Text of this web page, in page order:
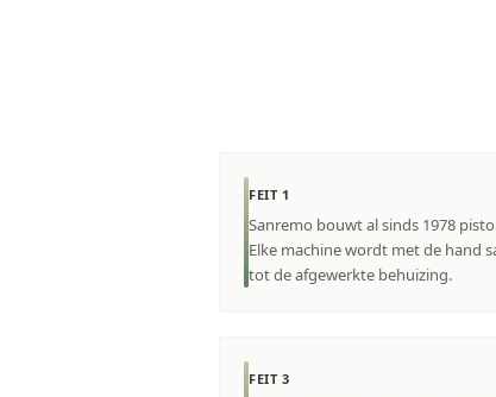
FEIT 1
Sanremo bouwt al sinds 1978
Elke machine wordt met de hand
tot de afgewerkte behuizing.
FEIT 3